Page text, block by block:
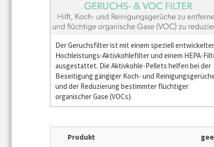
Der Geruchsfilter ist mit einem speziell
Hochleistungs-Aktivkohlefilter und einem HEPA-
ausgestattet. Die Aktivkohle-Pellets helfen bei der
Beseitigung gängiger Koch- und
und der Reduzierung bestimmter flüchtiger
organischer Gase (VOCs).
Produkt